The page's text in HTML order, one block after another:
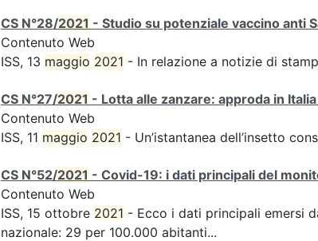
CS N°28/2021 - Studio su potenziale vaccino anti
Contenuto Web
ISS, 13 maggio 2021 - In relazione a notizie di
CS N°27/2021 - Lotta alle zanzare: approda in
Contenuto Web
ISS, 11 maggio 2021 - Un’istantanea dell’insetto
CS N°52/2021 - Covid-19: i dati principali del
Contenuto Web
ISS, 15 ottobre 2021 - Ecco i dati principali emersi
nazionale: 29 per 100.000 abitanti...